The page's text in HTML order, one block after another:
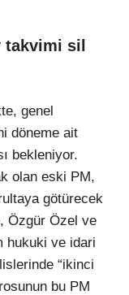
sil
genel
döneme ait
bekleniyor.
olan eski PM,
götürecek
Özgür Özel ve
hukuki ve idari
“ikinci
bu PM